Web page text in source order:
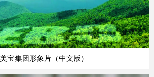
美宝集团形象片（中文版）